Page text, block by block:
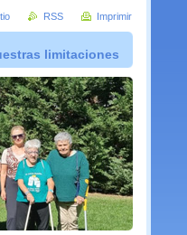
limitaciones
RSS Imprimir